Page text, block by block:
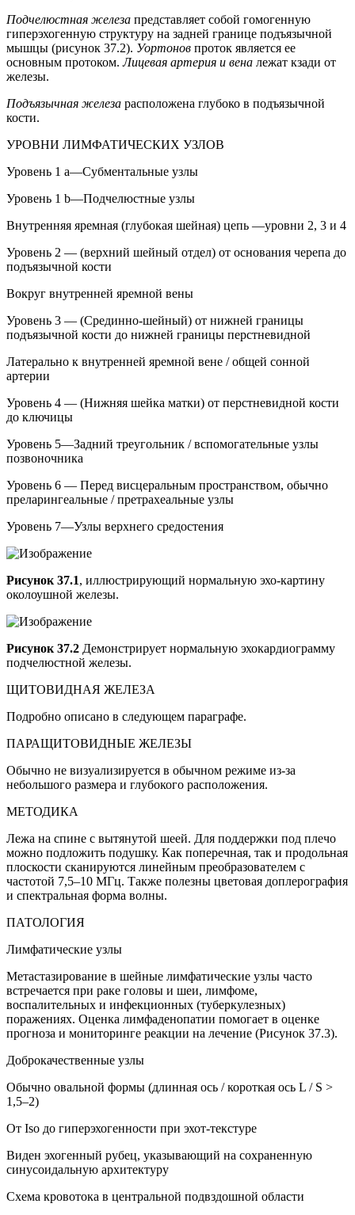
Подчелюстная железа представляет собой гомогенную
гиперэхогенную структуру на задней границе подъязычной
мышцы (рисунок 37.2). Уортонов проток является ее
основным протоком.Лицевая артерия и вена лежат кзади от
железы.
Подъязычная железа расположена глубоко в подъязычной
кости.
УРОВНИ ЛИМФАТИЧЕСКИХ УЗЛОВ
Уровень 1 а—Субментальные узлы
Уровень 1 b—Подчелюстные узлы
Внутренняя яремная (глубокая шейная) цепь —уровни 2, 3 и 4
Уровень 2 — (верхний шейный отдел) от основания черепа до
подъязычной кости
Вокруг внутренней яремной вены
Уровень 3 — (Срединно-шейный) от нижней границы
подъязычной кости до нижней границы перстневидной
Латерально к внутренней яремной вене / общей сонной
артерии
Уровень 4 — (Нижняя шейка матки) от перстневидной кости
до ключицы
Уровень 5—Задний треугольник / вспомогательные узлы
позвоночника
Уровень 6 — Перед висцеральным пространством, обычно
преларингеальные / претрахеальные узлы
Уровень 7—Узлы верхнего средостения
Рисунок 37.1, иллюстрирующий нормальную эхо-картину
околоушной железы.
Рисунок 37.2 Демонстрирует нормальную эхокардиограмму
подчелюстной железы.
ЩИТОВИДНАЯ ЖЕЛЕЗА
Подробно описано в следующем параграфе.
ПАРАЩИТОВИДНЫЕ ЖЕЛЕЗЫ
Обычно не визуализируется в обычном режиме из-за
небольшого размера и глубокого расположения.
МЕТОДИКА
Лежа на спине с вытянутой шеей. Для поддержки под плечо
можно подложить подушку. Как поперечная, так и продольная
плоскости сканируются линейным преобразователем с
частотой 7,5–10 МГц. Также полезны цветовая доплерография
и спектральная форма волны.
ПАТОЛОГИЯ
Лимфатические узлы
Метастазирование в шейные лимфатические узлы часто
встречается при раке головы и шеи, лимфоме,
воспалительных и инфекционных (туберкулезных)
поражениях. Оценка лимфаденопатии помогает в оценке
прогноза и мониторинге реакции на лечение (Рисунок 37.3).
Доброкачественные узлы
Обычно овальной формы (длинная ось / короткая ось L / S >
1,5–2)
От Iso до гиперэхогенности при эхот-текстуре
Виден эхогенный рубец, указывающий на сохраненную
синусоидальную архитектуру
Схема кровотока в центральной подвздошной области